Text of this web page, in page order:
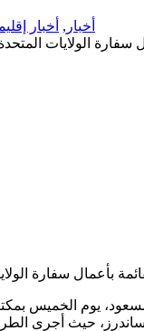
أخبار , أخبار
سفارة الولايات
بأعمال سفارة
يوم الخميس